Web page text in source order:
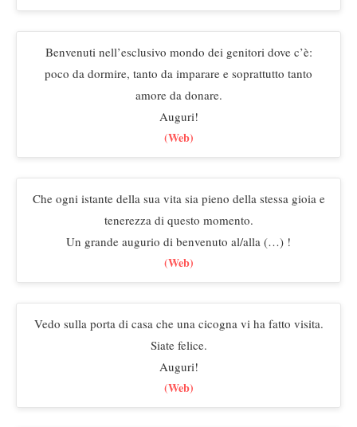
Benvenuti nell’esclusivo mondo dei genitori dove c’è:
poco da dormire, tanto da imparare e soprattutto tanto
amore da donare.
Auguri!
(Web)
Che ogni istante della sua vita sia pieno della stessa gioia e
tenerezza di questo momento.
Un grande augurio di benvenuto al/alla (…) !
(Web)
Vedo sulla porta di casa che una cicogna vi ha fatto visita.
Siate felice.
Auguri!
(Web)